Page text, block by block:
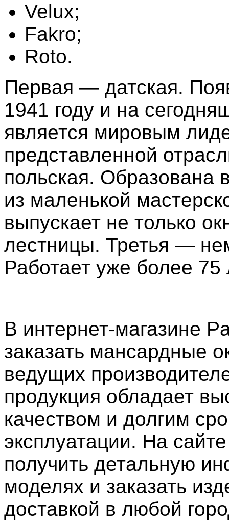
Velux;
Fakro;
Roto.
Первая — датская.
1941 году и на
является мировым
представленной
польская. Образована
из маленькой
выпускает не только
лестницы. Третья —
Работает уже более 75
В интернет-магазине
заказать мансардные
ведущих
продукция обладает
качеством и долгим
эксплуатации. На
получить детальную
моделях и заказать
доставкой в любой